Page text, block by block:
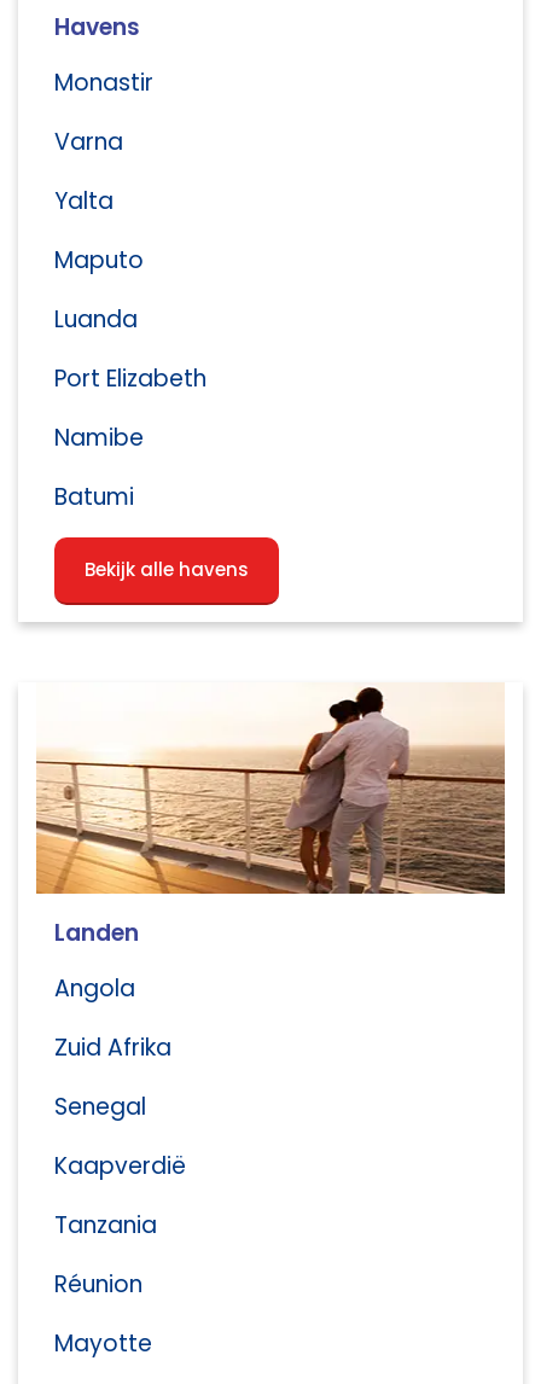
Havens
Monastir
Varna
Yalta
Maputo
Luanda
Port Elizabeth
Namibe
Batumi
Bekijk alle havens
Landen
Angola
Zuid Afrika
Senegal
Kaapverdië
Tanzania
Réunion
Mayotte